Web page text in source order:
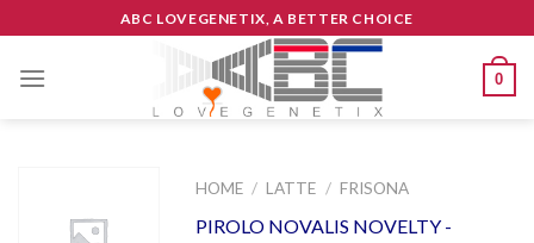
to
content
ABC LOVEGENETIX, A BETTER CHOICE
0
HOME / LATTE / FRISONA
PIROLO NOVALIS NOVELTY -